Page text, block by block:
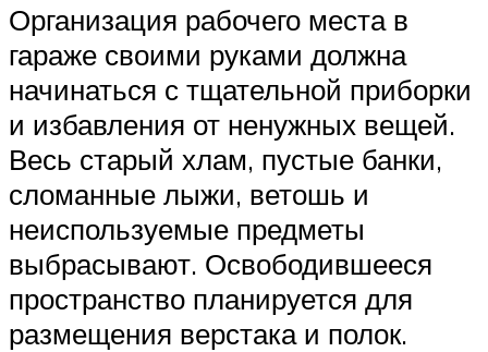
Организация рабочего места в
гараже своими руками должна
начинаться с тщательной приборки
и избавления от ненужных вещей.
Весь старый хлам, пустые банки,
сломанные лыжи, ветошь и
неиспользуемые предметы
выбрасывают. Освободившееся
пространство планируется для
размещения верстака и полок.